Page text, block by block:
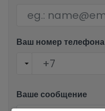
Ваш номер телефона
Ваше сообщение